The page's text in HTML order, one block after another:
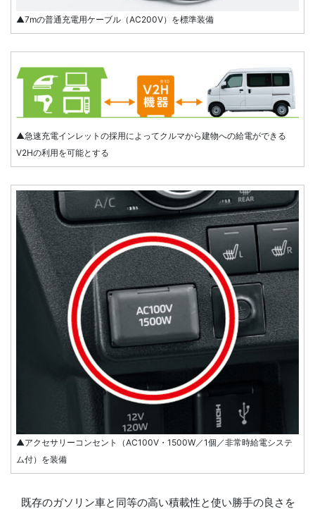
▲7mの普通充電用ケーブル（AC200V）を標準装備
▲急速充電インレットの採用によってクルマから建物への給電ができる
V2Hの利用を可能とする
▲アクセサリーコンセント（AC100V・1500W／1個／非常時給電システ
ム付）を装備
既存のガソリン車と同等の高い積載性と使い勝手の良さを